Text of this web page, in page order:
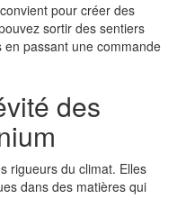
pour créer des
sortir des sentiers
passant une commande
des
rigueurs du climat. Elles
dans des matières qui